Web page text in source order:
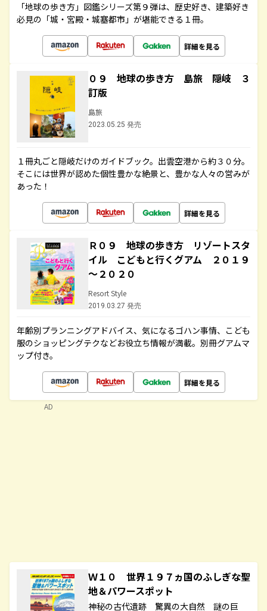
「地球の歩き方」図鑑シリーズ第９弾は、歴史好き、建築好き
必見の「城・宮殿・城塞都市」が堪能できる１冊。
詳細を見る
０９ 地球の歩き方 島旅 隠岐 ３
訂版
島旅
2023.05.25 発売
１冊丸ごと隠岐だけのガイドブック。出雲空港から約３０分。
そこには世界が認めた個性豊かな絶景と、豊かな人々の営みが
あった！
詳細を見る
Ｒ０９ 地球の歩き方 リゾートスタ
イル こどもと行くグアム ２０１９
～２０２０
Resort Style
2019.03.27 発売
年齢別プランニングアドバイス、気になるゴハン事情、こども
服のショッピングテクなどお役立ち情報が満載。別冊グアムマ
ップ付き。
詳細を見る
Ｗ１０ 世界１９７ヵ国のふしぎな聖
地＆パワースポット
神秘の古代遺跡 驚異の大自然 謎の巨
AD